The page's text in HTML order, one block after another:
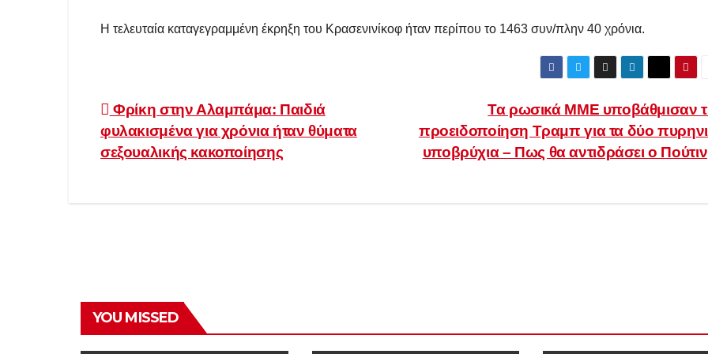
Η τελευταία καταγεγραμμένη έκρηξη του Κρασενινίκοφ ήταν περίπου το 1463 συν/πλην 40 χρόνια.
Πλοήγηση
άρθρων
Τα ρωσικά ΜΜΕ υποβάθμισαν
προειδοποίηση Τραμπ για τα δύο
υποβρύχια – Πως θα αντιδράσει ο
Φρίκη στην Αλαμπάμα: Παιδιά
φυλακισμένα για χρόνια ήταν θύματα
σεξουαλικής κακοποίησης
YOU MISSED